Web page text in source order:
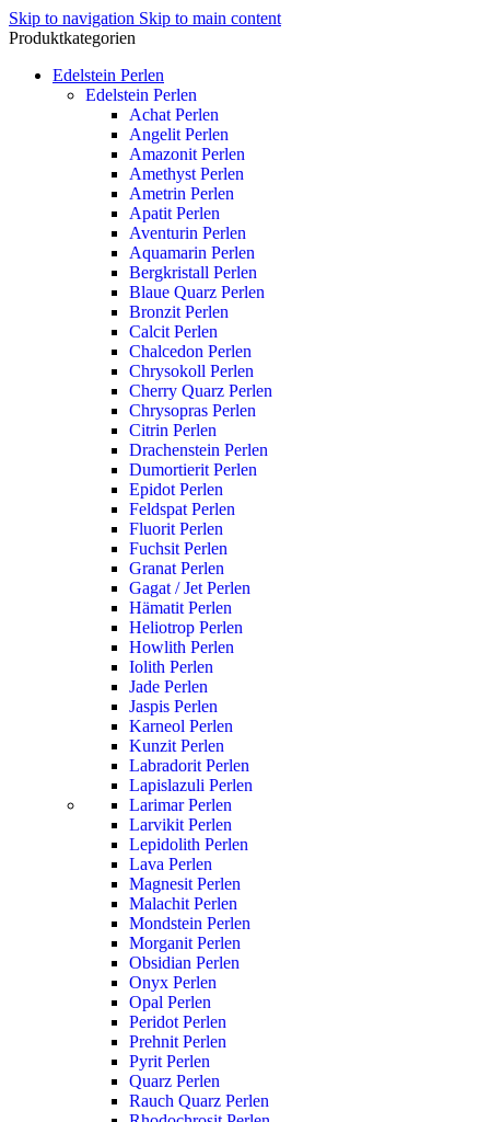
Skip to navigation Skip to main content
Produktkategorien
Edelstein Perlen
Edelstein Perlen
Achat Perlen
Angelit Perlen
Amazonit Perlen
Amethyst Perlen
Ametrin Perlen
Apatit Perlen
Aventurin Perlen
Aquamarin Perlen
Bergkristall Perlen
Blaue Quarz Perlen
Bronzit Perlen
Calcit Perlen
Chalcedon Perlen
Chrysokoll Perlen
Cherry Quarz Perlen
Chrysopras Perlen
Citrin Perlen
Drachenstein Perlen
Dumortierit Perlen
Epidot Perlen
Feldspat Perlen
Fluorit Perlen
Fuchsit Perlen
Granat Perlen
Gagat / Jet Perlen
Hämatit Perlen
Heliotrop Perlen
Howlith Perlen
Iolith Perlen
Jade Perlen
Jaspis Perlen
Karneol Perlen
Kunzit Perlen
Labradorit Perlen
Lapislazuli Perlen
Larimar Perlen
Larvikit Perlen
Lepidolith Perlen
Lava Perlen
Magnesit Perlen
Malachit Perlen
Mondstein Perlen
Morganit Perlen
Obsidian Perlen
Onyx Perlen
Opal Perlen
Peridot Perlen
Prehnit Perlen
Pyrit Perlen
Quarz Perlen
Rauch Quarz Perlen